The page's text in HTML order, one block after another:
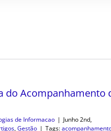
do Acompanhamento
de Informacao | Junho 2nd,
,Gestão | Tags: